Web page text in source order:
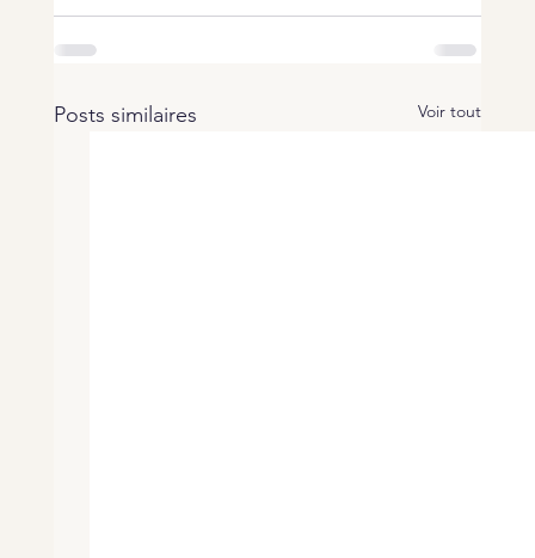
Posts similaires Voir tout